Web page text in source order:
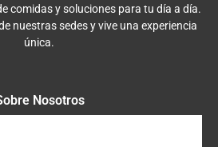
comidas y soluciones para tu día a día.
nuestras sedes y vive una experiencia
única.
Nosotros